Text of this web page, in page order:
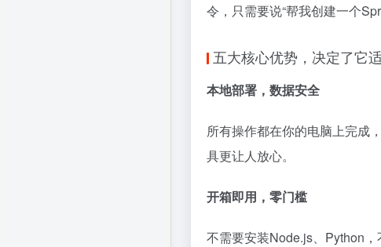
令，只需要说“帮我创建一个
五大核心优势，决定了它
本地部署，数据安全
所有操作都在你的电脑上完成
具更让人放心。
开箱即用，零门槛
不需要安装Node.js、Python